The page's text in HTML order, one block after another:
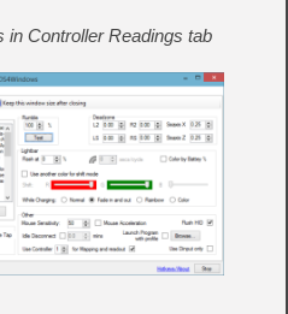
in Controller Readings tab